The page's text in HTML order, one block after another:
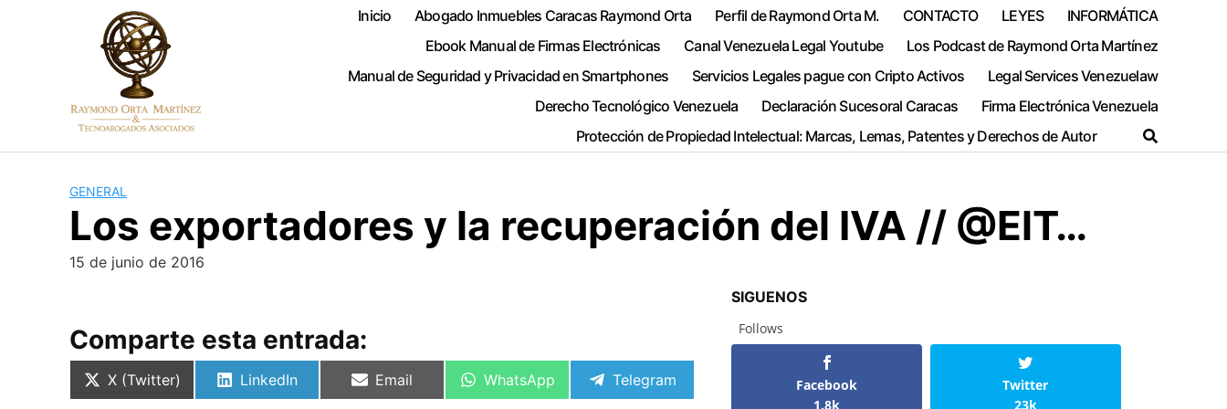
Inicio Abogado Inmuebles Caracas Raymond Orta Perfil de Raymond Orta M. CONTACTO LEYES
INFORMÁTICA
Ebook Manual de Firmas Electrónicas
Canal Venezuela Legal Youtube
Los Podcast de Raymond Orta Martínez
Manual de Seguridad y Privacidad en Smartphones
Servicios Legales pague con Cripto Activos
Legal Services Venezuelaw
Derecho Tecnológico Venezuela
Declaración Sucesoral Caracas
Firma Electrónica Venezuela
Protección de Propiedad Intelectual: Marcas, Lemas, Patentes y Derechos de Autor
GENERAL
Los exportadores y la recuperación del IVA // @ElT…
15 de junio de 2016
Comparte esta entrada:
Compartir
X (Twitter)
Compartir
LinkedIn
Compartir
Email
Compartir
WhatsApp
Compartir
Telegram
SIGUENOS
Follows
Facebook
1.8k
Twitter
23k